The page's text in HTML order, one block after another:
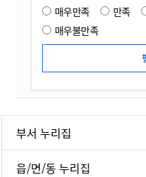
매우만족 만족
매우불만족
부서 누리집
읍/면/동 누리집